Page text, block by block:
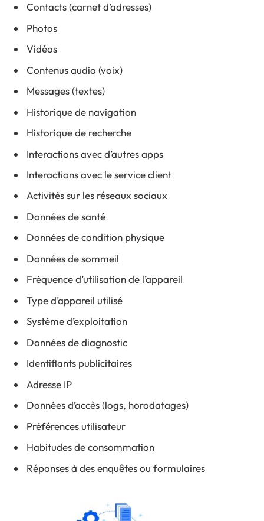
Contacts (carnet d’adresses)
Photos
Vidéos
Contenus audio (voix)
Messages (textes)
Historique de navigation
Historique de recherche
Interactions avec d’autres apps
Interactions avec le service client
Activités sur les réseaux sociaux
Données de santé
Données de condition physique
Données de sommeil
Fréquence d’utilisation de l’appareil
Type d’appareil utilisé
Système d’exploitation
Données de diagnostic
Identifiants publicitaires
Adresse IP
Données d’accès (logs, horodatages)
Préférences utilisateur
Habitudes de consommation
Réponses à des enquêtes ou formulaires